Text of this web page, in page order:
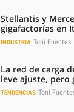
Stellantis y
gigafactorías en
INDUSTRIA Toni Fuentes
La red de carga
leve ajuste, pero
TENDENCIAS Toni